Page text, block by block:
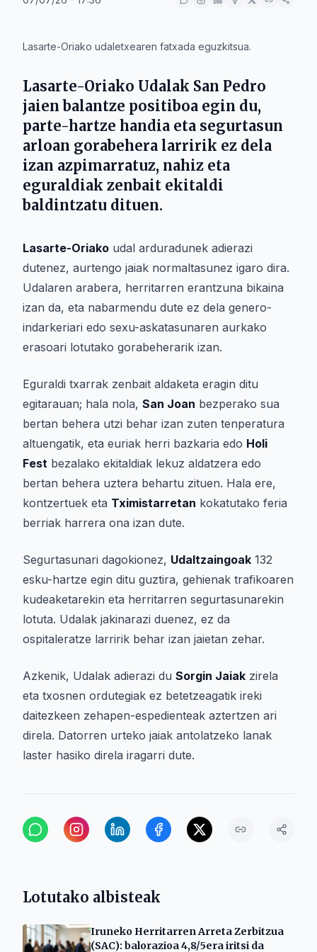
Lasarte-Oriako udaletxearen fatxada eguzkitsua.
Lasarte-Oriako Udalak San Pedro
jaien balantze positiboa egin du,
parte-hartze handia eta segurtasun
arloan gorabehera larririk ez dela
izan azpimarratuz, nahiz eta
eguraldiak zenbait ekitaldi
baldintzatu dituen.
Lasarte-Oriako udal arduradunek adierazi
dutenez, aurtengo jaiak normaltasunez igaro dira.
Udalaren arabera, herritarren erantzuna bikaina
izan da, eta nabarmendu dute ez dela genero-
indarkeriari edo sexu-askatasunaren aurkako
erasoari lotutako gorabeherarik izan.
Eguraldi txarrak zenbait aldaketa eragin ditu
egitarauan; hala nola, San Joan bezperako sua
bertan behera utzi behar izan zuten tenperatura
altuengatik, eta euriak herri bazkaria edo Holi
Fest bezalako ekitaldiak lekuz aldatzera edo
bertan behera uztera behartu zituen. Hala ere,
kontzertuek eta Tximistarretan kokatutako feria
berriak harrera ona izan dute.
Segurtasunari dagokionez, Udaltzaingoak 132
esku-hartze egin ditu guztira, gehienak trafikoaren
kudeaketarekin eta herritarren segurtasunarekin
lotuta. Udalak jakinarazi duenez, ez da
ospitaleratze larririk behar izan jaietan zehar.
Azkenik, Udalak adierazi du Sorgin Jaiak zirela
eta txosnen ordutegiak ez betetzeagatik ireki
daitezkeen zehapen-espedienteak aztertzen ari
direla. Datorren urteko jaiak antolatzeko lanak
laster hasiko direla iragarri dute.
Lotutako albisteak
Iruneko Herritarren Arreta Zerbitzua
(SAC): balorazioa 4,8/5era iritsi da